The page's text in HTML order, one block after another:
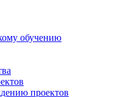
обучению
проектов